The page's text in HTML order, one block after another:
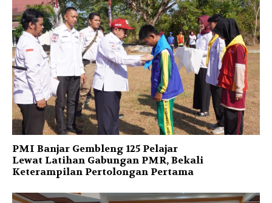
PMI Banjar Gembleng 125 Pelajar
Lewat Latihan Gabungan PMR, Bekali
Keterampilan Pertolongan Pertama